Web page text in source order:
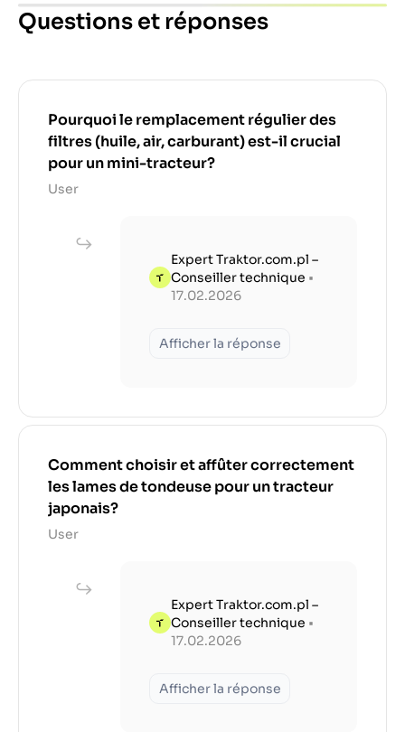
Questions et réponses
Pourquoi le remplacement régulier des
filtres (huile, air, carburant) est-il crucial
pour un mini-tracteur?
User
Expert Traktor.com.pl –
Conseiller technique •
17.02.2026
Afficher la réponse
Comment choisir et affûter correctement
les lames de tondeuse pour un tracteur
japonais?
User
Expert Traktor.com.pl –
Conseiller technique •
17.02.2026
Afficher la réponse